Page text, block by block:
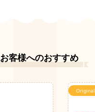
お客様へのおすすめ
Original